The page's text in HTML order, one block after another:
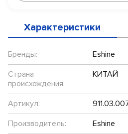
Характеристики
Бренды:
Eshine
Страна
происхождения:
КИТАЙ
Артикул:
Производитель:
Eshine